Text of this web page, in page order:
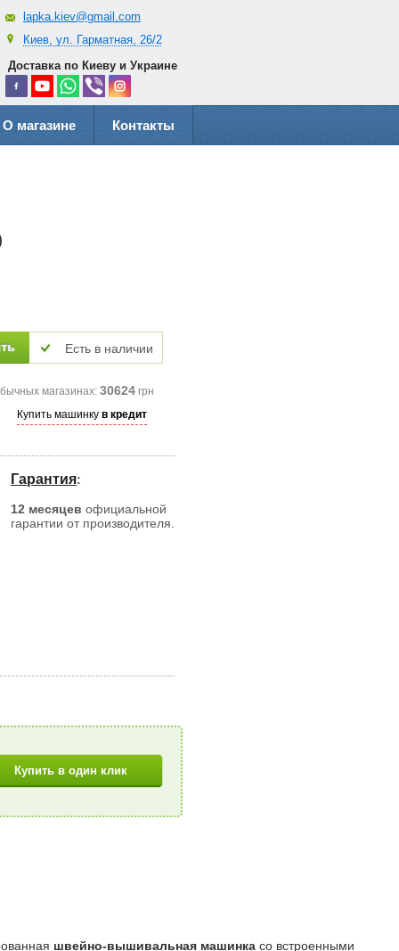
lapka.kiev@gmail.com
Киев, ул. Гарматная, 26/2
Доставка по Киеву и Украине
О магазине Контакты
Есть в наличии
магазинах: 30624 грн
Купить машинку в кредит
Гарантия:
12 месяцев официальной
гарантии от производителя.
швейно-вышивальная машинка со встроенными